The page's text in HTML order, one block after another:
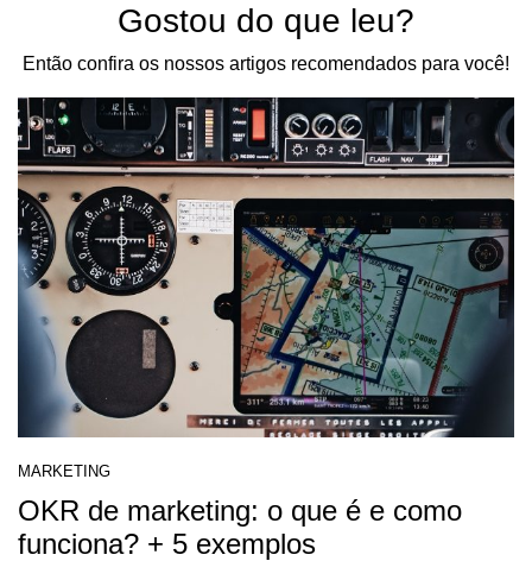
Gostou do que leu?
Então confira os nossos artigos recomendados para você!
MARKETING
OKR de marketing: o que é e como
funciona? + 5 exemplos